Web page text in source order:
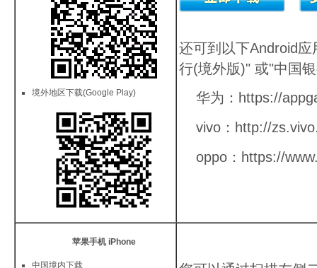
境外地区下载(Google Play)
还可到以下Android
行(境外版)" 或"中国
华为： https://
vivo： http://
oppo： https://
苹果手机 iPhone
中国境内下载